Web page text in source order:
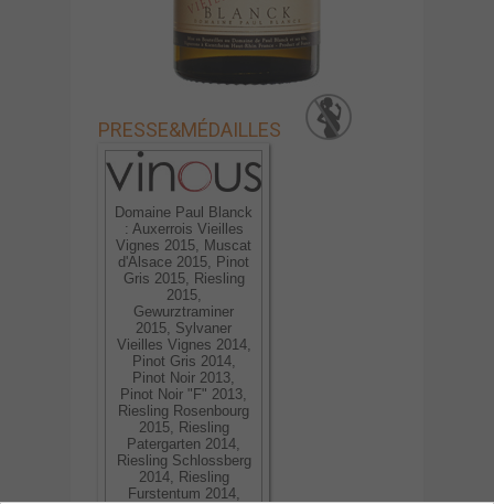
PRESSE&MÉDAILLES
Domaine Paul Blanck
: Auxerrois Vieilles
Vignes 2015, Muscat
d'Alsace 2015, Pinot
Gris 2015, Riesling
2015,
Gewurztraminer
2015, Sylvaner
Vieilles Vignes 2014,
Pinot Gris 2014,
Pinot Noir 2013,
Pinot Noir "F" 2013,
Riesling Rosenbourg
2015, Riesling
Patergarten 2014,
Riesling Schlossberg
2014, Riesling
Furstentum 2014,